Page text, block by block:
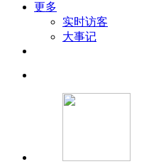
更多
实时访客
大事记